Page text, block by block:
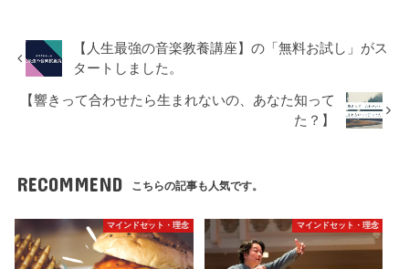
【人生最強の音楽教養講座】の「無料お試し」がス
タートしました。
【響きって合わせたら生まれないの、あなた知って
た？】
RECOMMEND こちらの記事も人気です。
マインドセット・理念 マインドセット・理念